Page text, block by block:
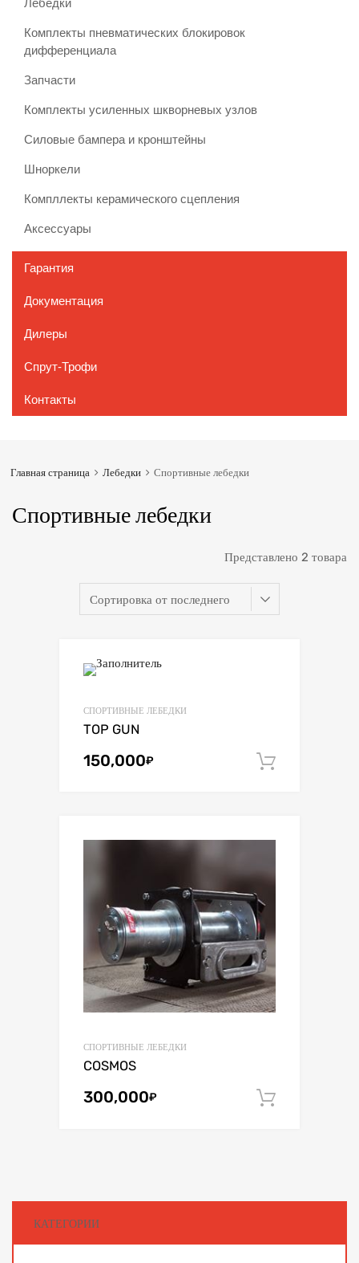
Комплекты пневматических блокировок
дифференциала
Запчасти
Комплекты усиленных шкворневых узлов
Силовые бампера и кронштейны
Шноркели
Компллекты керамического сцепления
Аксессуары
Гарантия
Документация
Дилеры
Спрут-Трофи
Контакты
Главная страница Лебедки Спортивные лебедки
Спортивные лебедки
Представлено 2 товара
СПОРТИВНЫЕ ЛЕБЕДКИ
TOP GUN
150,000₽
СПОРТИВНЫЕ ЛЕБЕДКИ
COSMOS
300,000₽
КАТЕГОРИИ